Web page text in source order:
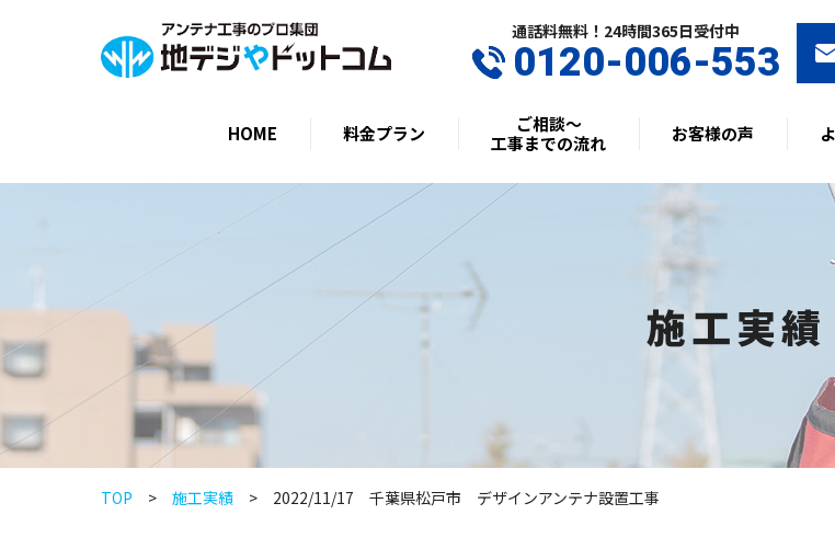
通話料無料！24時間365⽇受付中
0120-006-553
HOME 料金プラン
ご相談〜
工事までの流れ
お客様の声
施工実績
TOP 施工実績 2022/11/17 千葉県松戸市 デザインアンテナ設置工事